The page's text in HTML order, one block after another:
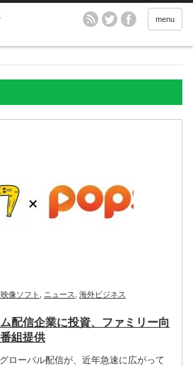
menu
像ソフト ニュース
海外ビジネス
配信企業に投資、ファミリー向
組提供
ローバル配信が、近年急速に広がって